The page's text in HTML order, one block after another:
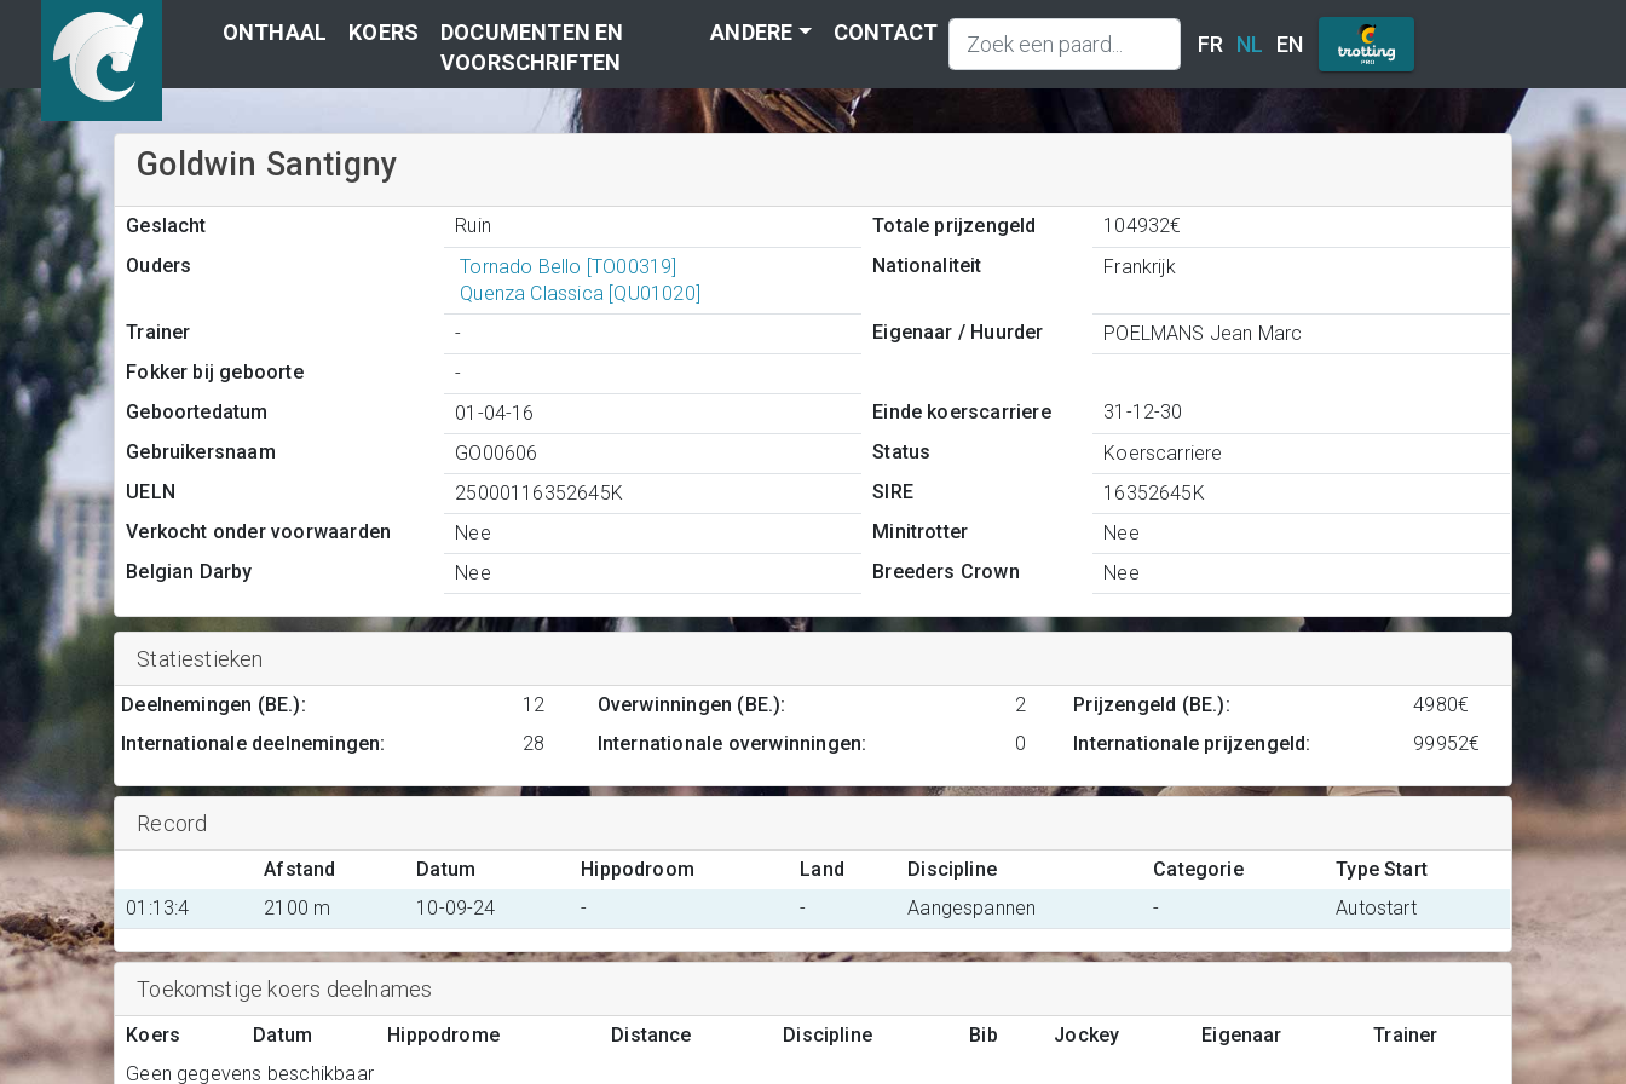
ONTHAAL KOERS
DOCUMENTEN EN
VOORSCHRIFTEN
ANDERE CONTACT FR NL EN
Goldwin Santigny
Geslacht Ruin Totale prijzengeld
104932€
Ouders
Tornado Bello [TO00319]
Quenza Classica [QU01020]
Nationaliteit Frankrijk
Trainer - Eigenaar / Huurder
POELMANS Jean Marc
Fokker bij geboorte
-
Geboortedatum
01-04-16 Einde koerscarriere
31-12-30
Gebruikersnaam
GO00606 Status
Koerscarriere
UELN
25000116352645K SIRE
16352645K
Verkocht onder voorwaarden
Nee Minitrotter
Nee
Belgian Darby
Nee Breeders Crown Nee
Statiestieken
Deelnemingen (BE.):
12
Internationale deelnemingen: 28
Overwinningen (BE.):
2
Internationale overwinningen: 0
Prijzengeld (BE.):
4980€
Internationale prijzengeld: 99952€
Record
Afstand Datum Hippodroom Land Discipline Categorie
Type Start
01:13:4
2100 m 10-09-24 - - Aangespannen - Autostart
Toekomstige koers deelnames
Koers Datum Hippodrome Distance Discipline Bib Jockey Eigenaar
Trainer
Geen gegevens beschikbaar